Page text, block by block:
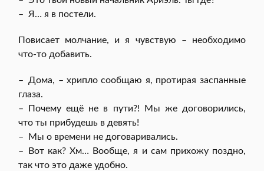
– Я… я в постели.
Повисает молчание, и я чувствую – необходимо
что-то добавить.
– Дома, – хрипло сообщаю я, протирая заспанные
глаза.
– Почему ещё не в пути?! Мы же договорились,
что ты прибудешь в девять!
– Мы о времени не договаривались.
– Вот как? Хм… Вообще, я и сам прихожу поздно,
так что это даже удобно.